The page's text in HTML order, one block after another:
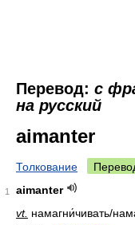
Перевод: с
на русский
aimanter
Толкование
1
aimanter
vt. намагни́чивать/